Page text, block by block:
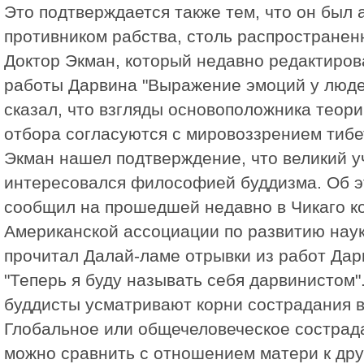
Это подтверждается также тем, что он был
противником рабства, столь
Доктор Экман, который недавно
работы Дарвина "Выражение эмоций у
сказал, что взгляды основоположника
отбора согласуются с мировоззрением
Экман нашел подтверждение, что великий
интересовался философией буддизма. Об
сообщил на прошедшей недавно в Чикаго
Американской ассоциации по развитию
прочитал Далай-ламе отрывки из работ
"Теперь я буду называть себя
буддисты усматривают корни сострадания
Глобальное или общечеловеческое
можно сравнить с отношением матери к